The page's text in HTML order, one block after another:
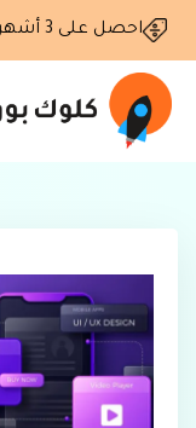
احصل على 3 أشهر مجانًا – سجل الآن!